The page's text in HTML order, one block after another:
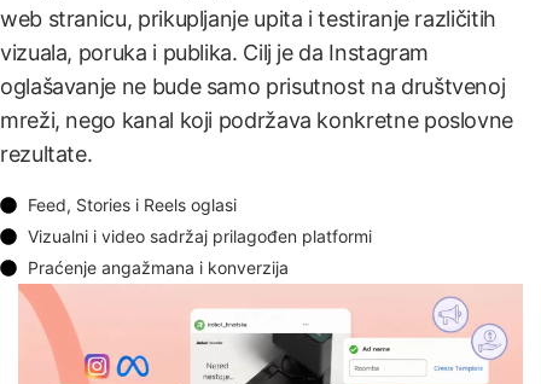
web stranicu, prikupljanje upita i testiranje različitih
vizuala, poruka i publika. Cilj je da Instagram
oglašavanje ne bude samo prisutnost na društvenoj
mreži, nego kanal koji podržava konkretne poslovne
rezultate.
Feed, Stories i Reels oglasi
Vizualni i video sadržaj prilagođen platformi
Praćenje angažmana i konverzija